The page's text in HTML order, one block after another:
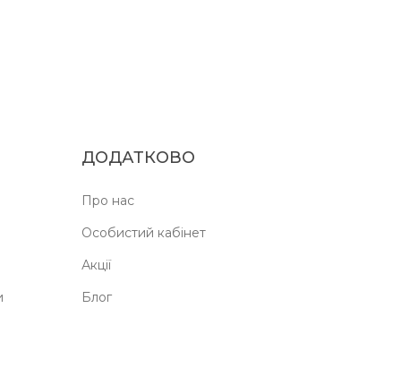
ДОДАТКОВО
Про нас
Особистий кабінет
Акції
Блог